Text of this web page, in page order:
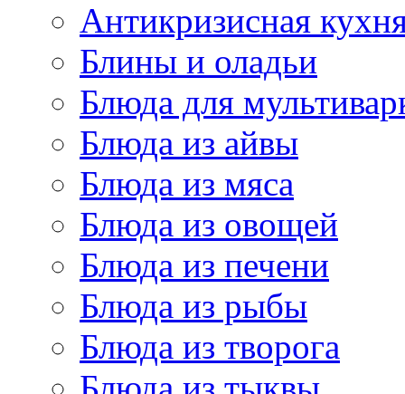
Антикризисная
Блины и оладьи
Блюда для
Блюда из айвы
Блюда из мяса
Блюда из овощей
Блюда из печени
Блюда из рыбы
Блюда из творога